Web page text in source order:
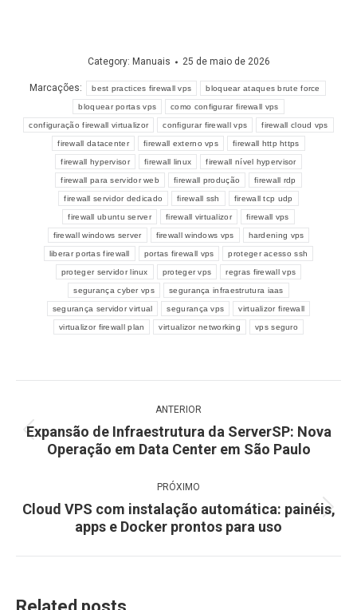
Category: Manuais 25 de maio de 2026
Marcações: best practices firewall vps bloquear ataques brute force
bloquear portas vps como configurar firewall vps
configuração firewall virtualizor configurar firewall vps firewall cloud vps
firewall datacenter firewall externo vps firewall http https
firewall hypervisor firewall linux firewall nível hypervisor
firewall para servidor web firewall produção firewall rdp
firewall servidor dedicado firewall ssh firewall tcp udp
firewall ubuntu server firewall virtualizor firewall vps
firewall windows server firewall windows vps hardening vps
liberar portas firewall portas firewall vps proteger acesso ssh
proteger servidor linux proteger vps regras firewall vps
segurança cyber vps segurança infraestrutura iaas
segurança servidor virtual segurança vps virtualizor firewall
virtualizor firewall plan virtualizor networking vps seguro
de
post:
ANTERIOR
Post
Expansão de Infraestrutura da ServerSP: Nova
Operação em Data Center em São Paulo
PRÓXIMO
Próximo
Cloud VPS com instalação automática: painéis,
apps e Docker prontos para uso